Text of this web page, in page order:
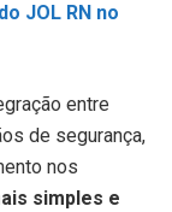
JOL RN no
entre
de segurança,
nos
simples e